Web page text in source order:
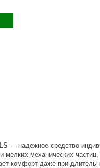
— надежное средство
механических
комфорт даже при